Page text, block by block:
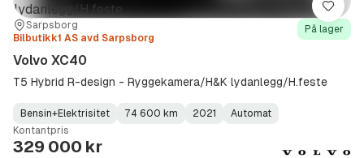
Sted:
Sarpsborg
Forhandler:
Bilbutikk1 AS avd Sarpsborg
På lager
Volvo XC40
T5 Hybrid R-design - Ryggekamera/H&K lydanlegg/H.feste
Fuel
Type:
Bensin+Elektrisitet
Kilometerstand: 74 600 km
Model
Year:
2021
Gearbox
Type:
Automat
Kontantpris
329 000 kr
Lagre